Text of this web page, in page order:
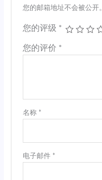
您的邮箱地址不会被公开。
您的评级 *
您的评价 *
名称 *
电子邮件 *